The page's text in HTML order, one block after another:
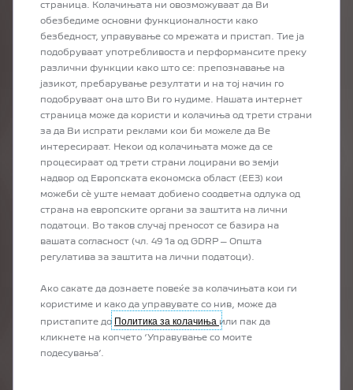
ASSERT YOUR STYLE
Choose the colour that suits you from six premium colours.
страница. Колачињата ни овозможуваат да Ви
обезбедиме основни функционалности како
безбедност, управување со мрежата и пристап. Тие ја
подобруваат употребливоста и перформансите преку
различни функции како што се: препознавање на
јазикот, пребарување резултати и на тој начин го
подобруваат она што Ви го нудиме. Нашата интернет
страница може да користи и колачиња од трети страни
за да Ви испрати реклами кои би можеле да Ве
интересираат. Некои од колачињата може да се
процесираат од трети страни лоцирани во земји
надвор од Европската економска област (ЕЕЗ) кои
можеби сѐ уште немаат добиено соодветна одлука од
страна на европските органи за заштита на лични
податоци. Во таков случај преносот се базира на
вашата согласност (чл. 49 1а од GDRP – Општа
регулатива за заштита на лични податоци).
Ако сакате да дознаете повеќе за колачињата кои ги
користиме и како да управувате со нив, може да
пристапите до Политика за колачиња или пак да
кликнете на копчето ‘Управување со моите
подесувања’.